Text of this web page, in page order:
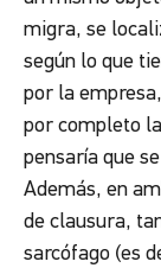
migra, se
según lo que
por la
por completo
pensaría que
Además, en
de clausura,
sarcófago (es